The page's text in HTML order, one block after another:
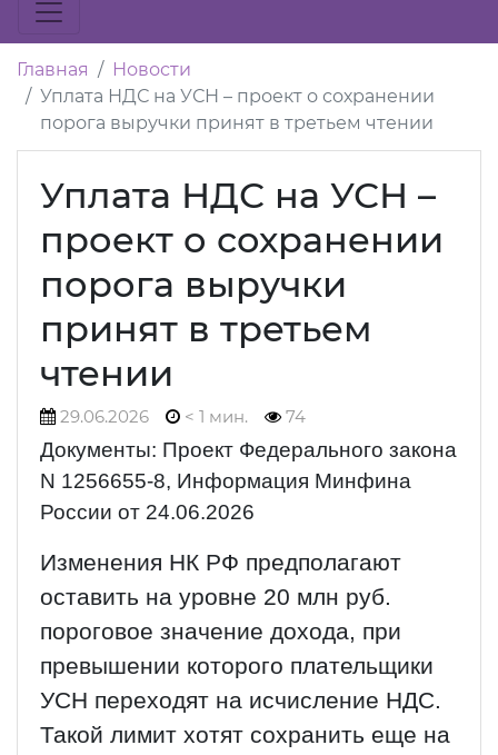
Главная
Новости
Уплата НДС на УСН – проект о сохранении
порога выручки принят в третьем чтении
Уплата НДС на УСН –
проект о сохранении
порога выручки
принят в третьем
чтении
29.06.2026 < 1 мин. 74
Документы: Проект Федерального закона
N 1256655-8, Информация Минфина
России от 24.06.2026
Изменения НК РФ предполагают
оставить на уровне 20 млн руб.
пороговое значение дохода, при
превышении которого плательщики
УСН переходят на исчисление НДС.
Такой лимит хотят сохранить еще на